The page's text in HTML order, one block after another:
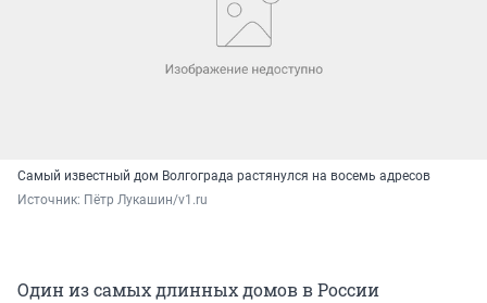
Самый известный дом Волгограда растянулся на восемь адресов
Источник: Пётр Лукашин/v1.ru
Один из самых длинных домов в России